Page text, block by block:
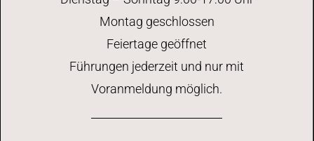
Montag geschlossen
Feiertage geöffnet
Führungen jederzeit und nur mit
Voranmeldung möglich.